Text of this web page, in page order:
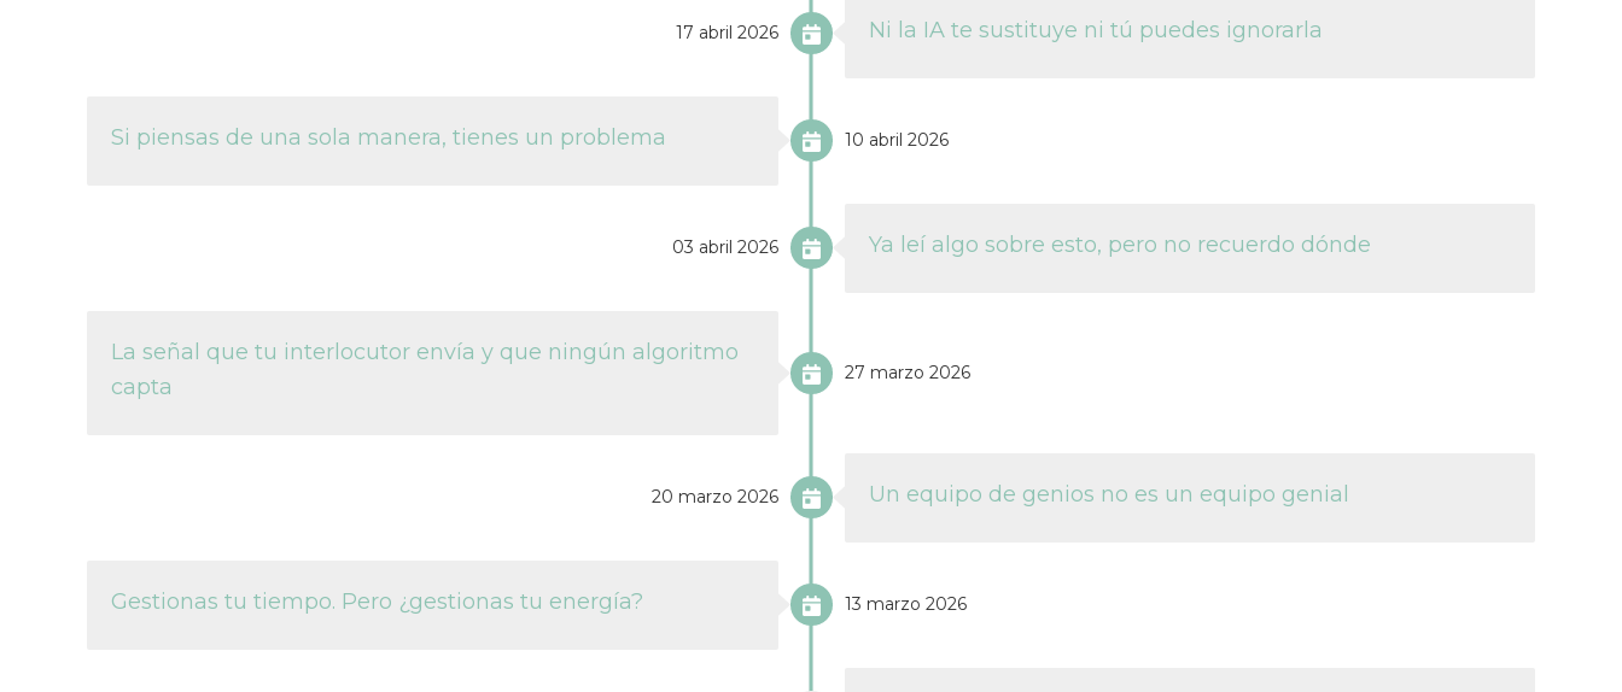
Ni la IA te sustituye ni tú puedes ignorarla
17 abril 2026
Si piensas de una sola manera, tienes un problema 10 abril 2026
Ya leí algo sobre esto, pero no recuerdo dónde
03 abril 2026
La señal que tu interlocutor envía y que ningún algoritmo
capta
27 marzo 2026
Un equipo de genios no es un equipo genial
20 marzo 2026
Gestionas tu tiempo. Pero ¿gestionas tu energía? 13 marzo 2026